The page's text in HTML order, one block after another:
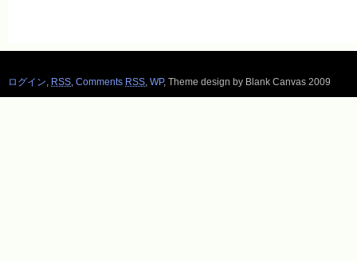
ログイン RSS Comments RSS WP, Theme design by Blank Canvas 2009